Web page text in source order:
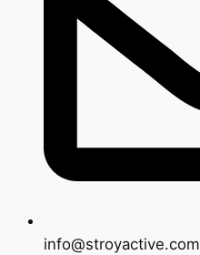
info@stroyactive.com